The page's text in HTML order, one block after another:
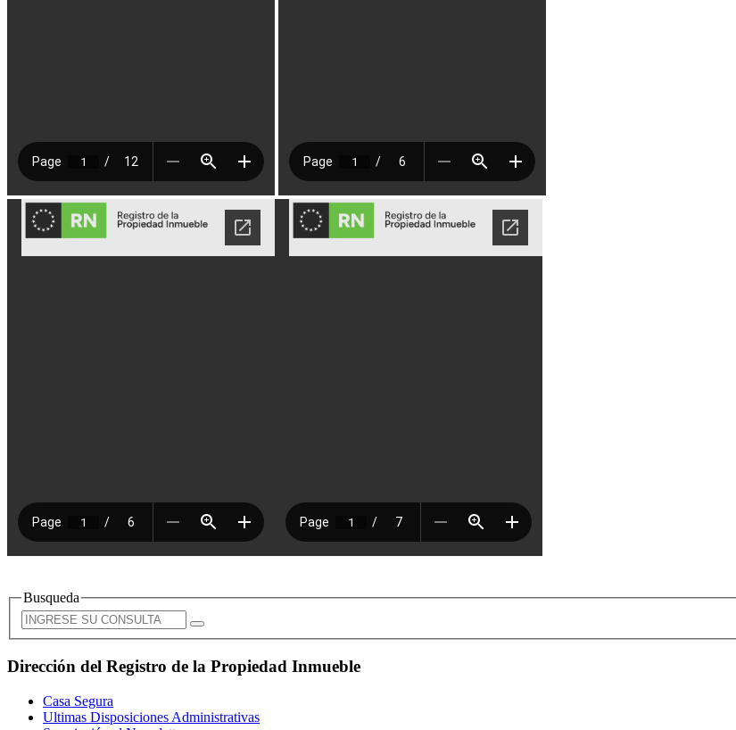
Busqueda
Dirección del Registro de la Propiedad Inmueble
Casa Segura
Ultimas Disposiciones Administrativas